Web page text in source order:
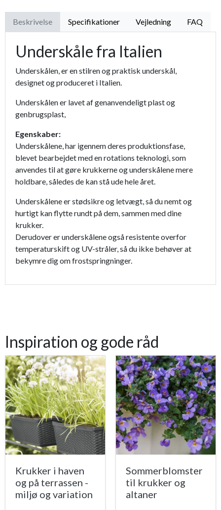
Beskrivelse Specifikationer Vejledning FAQ
Underskåle fra Italien
Underskålen, er en stilren og praktisk underskål,
designet og produceret i Italien.
Underskålen er lavet af genanvendeligt plast og
genbrugsplast,
Egenskaber:
Underskålene, har igennem deres produktionsfase,
blevet bearbejdet med en rotations teknologi, som
anvendes til at gøre krukkerne og underskålene mere
holdbare, således de kan stå ude hele året.
Underskålene er stødsikre og letvægt, så du nemt og
hurtigt kan flytte rundt på dem, sammen med dine
krukker.
Derudover er underskålene også resistente overfor
temperaturskift og UV-stråler, så du ikke behøver at
bekymre dig om frostspringninger.
Inspiration og gode råd
Krukker i haven
og på terrassen -
miljø og variation
Sommerblomster
til krukker og
altaner